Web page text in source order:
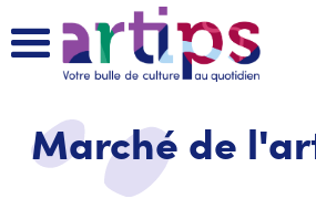
Marché de